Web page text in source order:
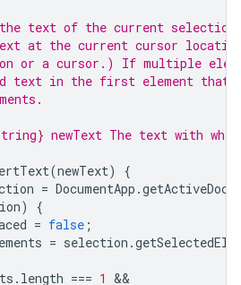
the text of the current
at the current cursor
or a cursor.) If multiple
text in the first element that
newText The text with
(newText)
{
= DocumentApp .
)
{
= false ;
= selection .
. length === 1